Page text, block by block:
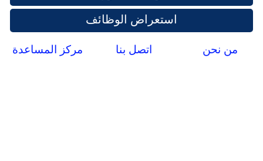
استعراض الوظائف
من نحن اتصل بنا مركز المساعدة